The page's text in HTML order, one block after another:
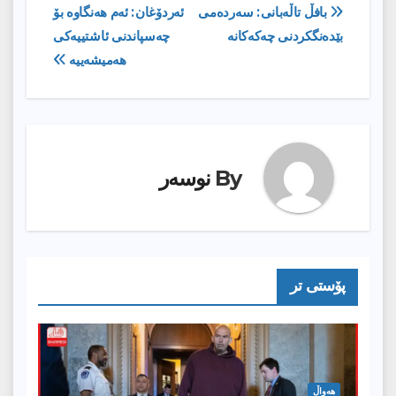
ڕێدۆزیی
بابەت
ئەردۆغان: ئەم هەنگاوە بۆ
چەسپاندنی ئاشتییەکی
هەمیشەییە
بافڵ تاڵەبانی: سەردەمی
بێدەنگکردنی چەکەکانە
By نوسەر
پۆستى تر
هەواڵ